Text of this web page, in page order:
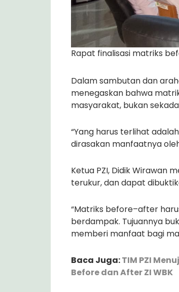
Rapat finalisasi matriks
Dalam sambutan dan
menegaskan bahwa
masyarakat, bukan
“Yang harus terlihat
dirasakan manfaatnya
Ketua PZI, Didik Wirawan
terukur, dan dapat
“Matriks before–after
berdampak. Tujuannya
memberi manfaat bagi
Baca Juga:TIM PZI
Before dan After ZI WBK